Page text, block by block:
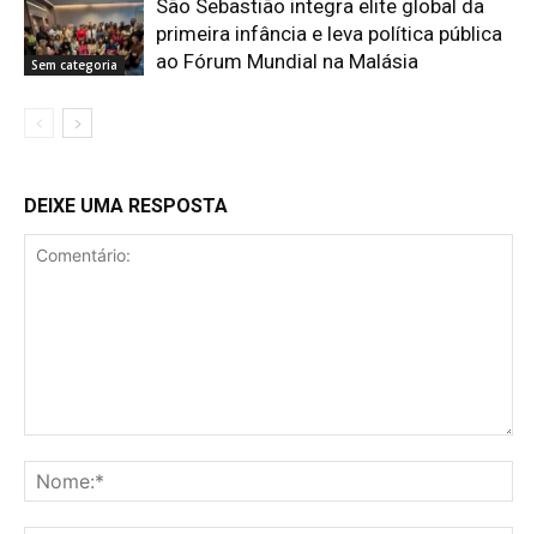
Sem categoria
São Sebastião integra elite global da
primeira infância e leva política pública
ao Fórum Mundial na Malásia
DEIXE UMA RESPOSTA